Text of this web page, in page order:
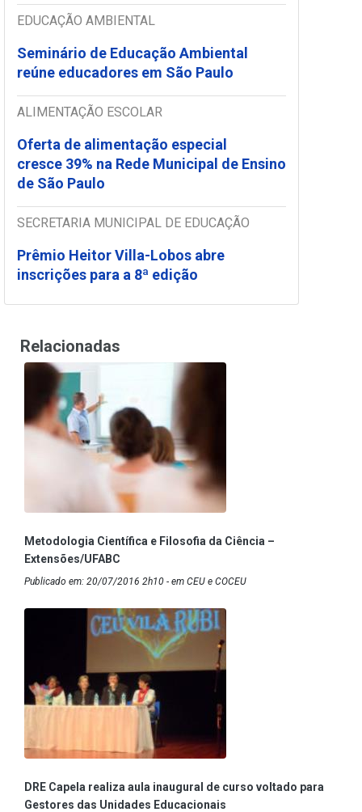
EDUCAÇÃO AMBIENTAL
Seminário de Educação Ambiental
reúne educadores em São Paulo
ALIMENTAÇÃO ESCOLAR
Oferta de alimentação especial
cresce 39% na Rede Municipal de Ensino
de São Paulo
SECRETARIA MUNICIPAL DE EDUCAÇÃO
Prêmio Heitor Villa-Lobos abre
inscrições para a 8ª edição
Relacionadas
Metodologia Científica e Filosofia da Ciência –
Extensões/UFABC
Publicado em: 20/07/2016 2h10 - em CEU e COCEU
DRE Capela realiza aula inaugural de curso voltado para
Gestores das Unidades Educacionais